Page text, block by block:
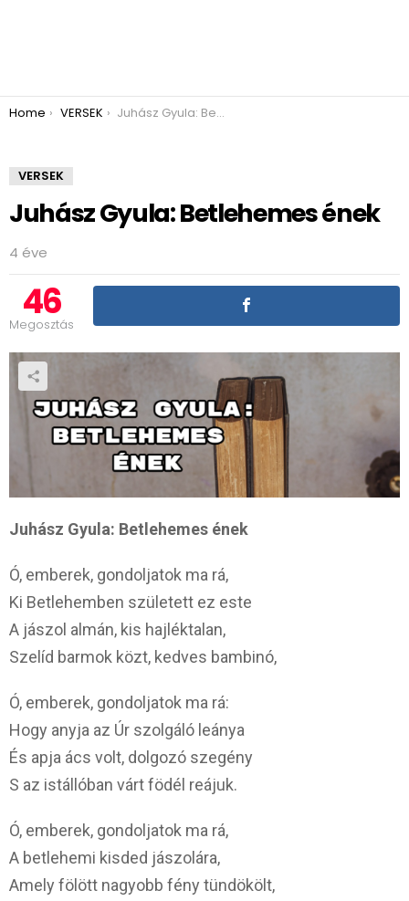
You are here:
Home VERSEK Juhász Gyula: Betlehemes ének
VERSEK
Juhász Gyula: Betlehemes ének
4 éve
46
Megosztás
Juhász Gyula: Betlehemes ének
Ó, emberek, gondoljatok ma rá,
Ki Betlehemben született ez este
A jászol almán, kis hajléktalan,
Szelíd barmok közt, kedves bambinó,
Ó, emberek, gondoljatok ma rá:
Hogy anyja az Úr szolgáló leánya
És apja ács volt, dolgozó szegény
S az istállóban várt födél reájuk.
Ó, emberek, gondoljatok ma rá,
A betlehemi kisded jászolára,
Amely fölött nagyobb fény tündökölt,